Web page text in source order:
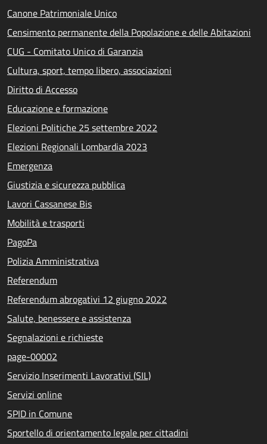
Canone Patrimoniale Unico
Censimento permanente della Popolazione e delle Abitazioni
CUG - Comitato Unico di Garanzia
Cultura, sport, tempo libero, associazioni
Diritto di Accesso
Educazione e formazione
Elezioni Politiche 25 settembre 2022
Elezioni Regionali Lombardia 2023
Emergenza
Giustizia e sicurezza pubblica
Lavori Cassanese Bis
Mobilità e trasporti
PagoPa
Polizia Amministrativa
Referendum
Referendum abrogativi 12 giugno 2022
Salute, benessere e assistenza
Segnalazioni e richieste
page-00002
Servizio Inserimenti Lavorativi (SIL)
Servizi online
SPID in Comune
Sportello di orientamento legale per cittadini